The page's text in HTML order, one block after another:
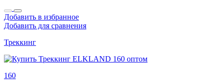
Добавить в избранное
Добавить для сравнения
Треккинг
160